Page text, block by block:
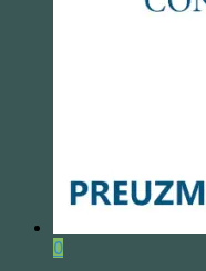
0